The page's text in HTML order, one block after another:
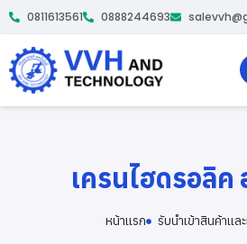
0811613561 0888244693
เครนไฮดรอลิค
หน้าเเรก รับนำเข้าสินค้าแล